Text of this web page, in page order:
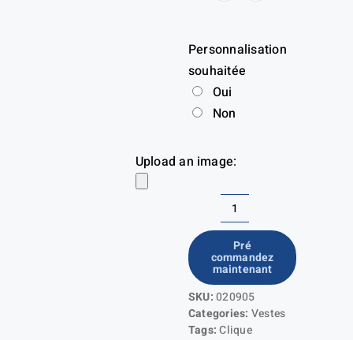
Personnalisation
souhaitée
Oui
Non
Upload an image:
quantité
de
Hudson
Junior
Pré
commandez
maintenant
SKU:020905
Categories: Vestes
Tags:Clique